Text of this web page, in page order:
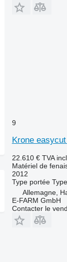
9
Krone
22.610 € TVA
Matériel de
2012
Type portée Type
Allemagne,
E-FARM GmbH
Contacter le